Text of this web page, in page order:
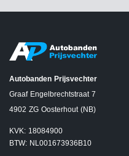
Autobanden Prijsvechter
Graaf Engelbrechtstraat 7
4902 ZG Oosterhout (NB)
KVK: 18084900
BTW: NL001673936B10